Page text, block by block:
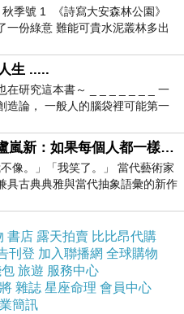
甜點普通…
行和流浪的味道。
兩個人的都擺在這一區，但週邊
個小時有很多的空位，因為他們
季號 1 《詩寫大安森林公園》
一份綠意 難能可貴水泥叢林多出
生 .....
在研究這本書～ _ _ _ _ _ _ _ 一
造論， 一般人的腦袋裡可能第一
論很科
當代藝術家盧嵐新：如果每個人都一樣，這世界該有多無聊？
像。」「我笑了。」 當代藝術家
具古典典雅與當代抽象語彙的新作
色空間為背景，描繪了
書店 露天拍賣 比比昂代購
刊登 加入聯播網 全球購物
旅遊 服務中心
雜誌 星座命理 會員中心
簡訊